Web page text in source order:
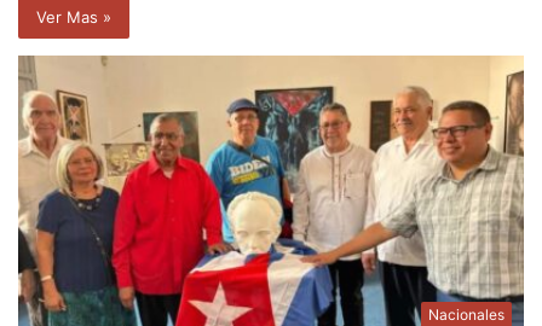
Ver Mas »
Nacionales